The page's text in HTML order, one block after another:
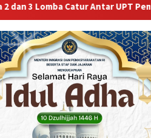
se-Palembang Raya